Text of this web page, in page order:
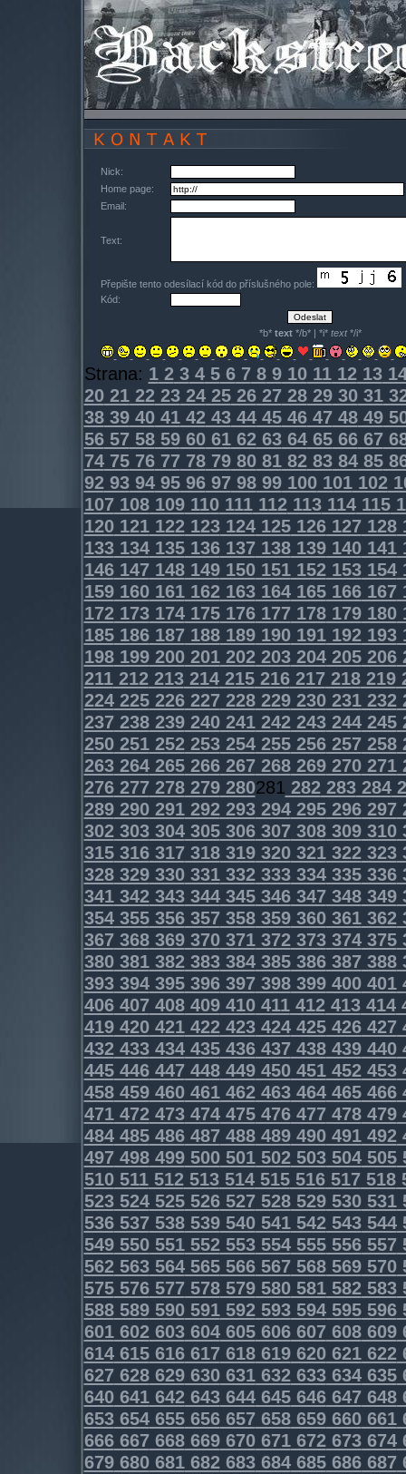
Nick:
Home page:
Email:
Text:
Přepište tento odesílací kód do příslušného pole:
Kód:
*b* text*/b* | *i* text*/i*
Strana: 12345678910111213
202122232425262728293031
383940414243444546474849
565758596061626364656667
747576777879808182838485
9293949596979899100101102
107108109110111112113114115
120121122123124125126127128
133134135136137138139140141
146147148149150151152153154
159160161162163164165166167
172173174175176177178179180
185186187188189190191192193
198199200201202203204205206
211212213214215216217218219
224225226227228229230231232
237238239240241242243244245
250251252253254255256257258
263264265266267268269270271
276277278279280281 282283284
289290291292293294295296297
302303304305306307308309310
315316317318319320321322323
328329330331332333334335336
341342343344345346347348349
354355356357358359360361362
367368369370371372373374375
380381382383384385386387388
393394395396397398399400401
406407408409410411412413414
419420421422423424425426427
432433434435436437438439440
445446447448449450451452453
458459460461462463464465466
471472473474475476477478479
484485486487488489490491492
497498499500501502503504505
510511512513514515516517518
523524525526527528529530531
536537538539540541542543544
549550551552553554555556557
562563564565566567568569570
575576577578579580581582583
588589590591592593594595596
601602603604605606607608609
614615616617618619620621622
627628629630631632633634635
640641642643644645646647648
653654655656657658659660661
666667668669670671672673674
679680681682683684685686687